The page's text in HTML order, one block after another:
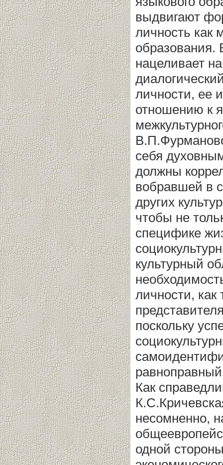
выдвигают
личность как
образования.
нацеливает
личности, ее
отношению к
себя
должны
вобравшей в
других
чтобы не
специфике
культурный
личности,
поскольку
Как
несомненно,
одной